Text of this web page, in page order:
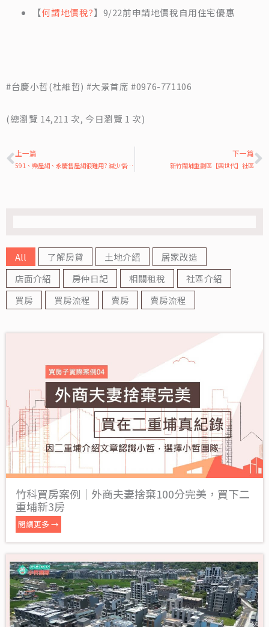
【何謂地價稅?】9/22前申請地價稅自用住宅優惠
#台慶小哲(杜維哲) #大景首席 #0976-771106
(總瀏覽 14,211 次, 今日瀏覽 1 次)
上一篇
591、樂屋網、永慶售屋網很難用? 減少惱人的重複物件有訣竅!
下一篇
新竹關埔重劃區【興世代】社區
All 了解房貸 土地介紹
居家改造
店面介紹
房仲日記 相關租稅
社區介紹
買房
買房流程 賣房 賣房流程
竹科買房案例｜外商夫妻捨棄100分完美，買下二
重埔新3房
閱讀更多 →